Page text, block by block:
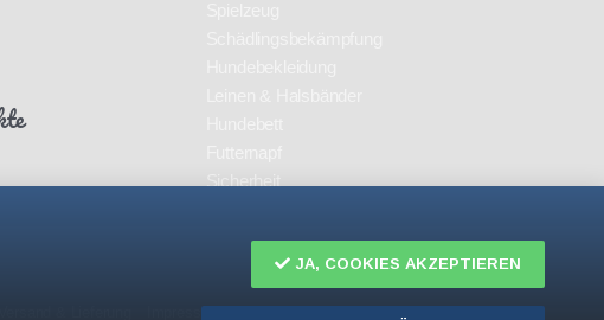
Sicherheit
Impressum
JA, COOKIES AKZEPTIEREN